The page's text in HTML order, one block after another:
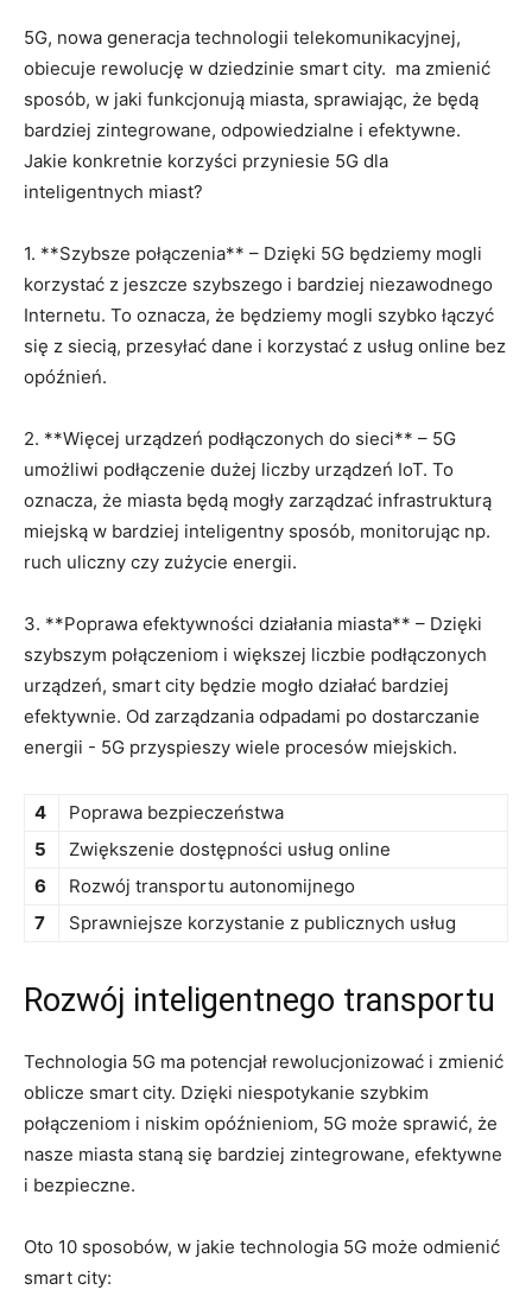
5G, nowa⁣ generacja technologii‍ telekomunikacyjnej,
‍obiecuje⁣ rewolucję w‍ dziedzinie smart city. ⁢ ma zmienić
sposób, w jaki funkcjonują miasta, sprawiając, że będą
‌bardziej⁤ zintegrowane, odpowiedzialne i ⁢efektywne.‌
Jakie konkretnie korzyści​ przyniesie 5G dla
inteligentnych miast?
1. **Szybsze​ połączenia** – Dzięki⁤ 5G będziemy mogli
korzystać z jeszcze szybszego i bardziej ⁤niezawodnego
Internetu. To oznacza, że będziemy mogli szybko łączyć
się z siecią, przesyłać dane ⁣i korzystać z usług‍ online bez
opóźnień.
2.‍ **Więcej urządzeń podłączonych do sieci** – ⁤5G
⁣umożliwi ‍podłączenie dużej liczby urządzeń IoT. To
oznacza, że miasta⁣ będą mogły zarządzać​ infrastrukturą
miejską w ​bardziej inteligentny sposób, monitorując⁣ np.
ruch uliczny czy zużycie‌ energii.
3. **Poprawa efektywności działania miasta** – Dzięki
szybszym połączeniom i większej liczbie podłączonych
urządzeń, smart city będzie mogło działać bardziej
⁤efektywnie. Od zarządzania odpadami⁢ po‍ dostarczanie
energii‍ -⁢ 5G przyspieszy wiele procesów miejskich.
4
Poprawa ⁢bezpieczeństwa
5
Zwiększenie‌ dostępności ⁢usług online
6
Rozwój ⁤transportu autonomijnego
7
Sprawniejsze korzystanie z publicznych usług
Rozwój inteligentnego transportu
Technologia​ 5G ma ‌potencjał rewolucjonizować i zmienić
oblicze⁣ smart⁢ city. ⁣Dzięki niespotykanie szybkim
‍połączeniom⁣ i niskim opóźnieniom, 5G może ‌sprawić, że
nasze miasta⁢ staną się bardziej zintegrowane, ⁢efektywne
i bezpieczne.
Oto 10⁣ sposobów, ‌w jakie technologia 5G‌ może‍ odmienić⁢
smart city: